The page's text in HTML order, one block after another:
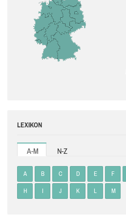
LEXIKON
A-M N-Z
A B C D E F
H I J K L M